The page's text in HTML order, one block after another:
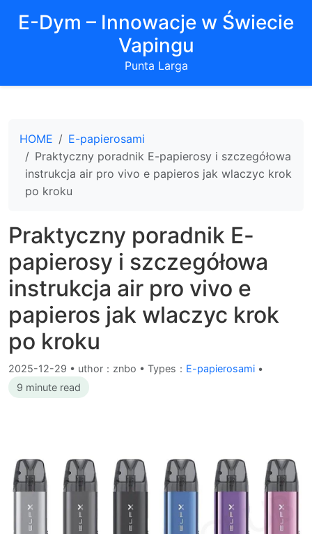
E-Dym – Innowacje w Świecie
Vapingu
Punta Larga
HOME
E-papierosami
Praktyczny poradnik E-papierosy i szczegółowa
instrukcja air pro vivo e papieros jak wlaczyc krok
po kroku
Praktyczny poradnik E-
papierosy i szczegółowa
instrukcja air pro vivo e
papieros jak wlaczyc krok
po kroku
2025-12-29 • uthor：znbo • Types： E-papierosami •
9 minute read